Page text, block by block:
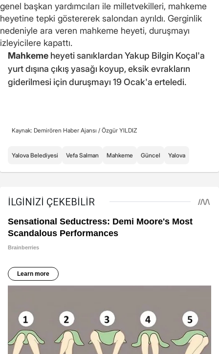
genel başkan yardımcıları ile milletvekilleri, mahkeme
heyetine tepki göstererek salondan ayrıldı. Gerginlik
nedeniyle ara veren mahkeme heyeti, duruşmayı
izleyicilere kapattı.
Mahkeme heyeti sanıklardan Yakup Bilgin Koçal'a
yurt dışına çıkış yasağı koyup, eksik evrakların
giderilmesi için duruşmayı 19 Ocak'a erteledi.
Kaynak: Demirören Haber Ajansı / Özgür YILDIZ
Yalova Belediyesi Vefa Salman Mahkeme Güncel Yalova